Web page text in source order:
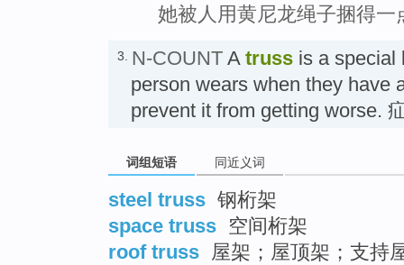
她被人用黄尼龙绳子捆得一
3. N-COUNT A truss is a special
person wears when they have
prevent it from getting worse.
词组短语 同近义词
steel truss 钢桁架
space truss 空间桁架
roof truss 屋架；屋顶架；支持